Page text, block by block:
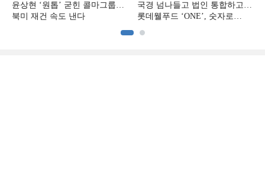
윤상현 ‘원톱ʼ 굳힌 콜마그룹…
북미 재건 속도 낸다
국경 넘나들고 법인 통합하고…
롯데웰푸드 ‘ONE’, 숫자로